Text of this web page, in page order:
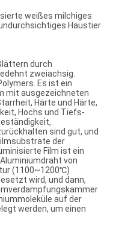
weißes milchiges
Haustier
durch
zweiachsig.
Es ist ein
mit ausgezeichneten
Härte und Härte,
Hochs und Tiefs-
sind gut, und
der
Film ist ein
von
(1100~1200℃)
wird, und dann,
auf der
werden, um einen